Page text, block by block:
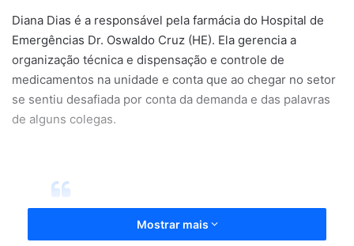
Diana Dias é a responsável pela farmácia do Hospital de
Emergências Dr. Oswaldo Cruz (HE). Ela gerencia a
organização técnica e dispensação e controle de
medicamentos na unidade e conta que ao chegar no setor
se sentiu desafiada por conta da demanda e das palavras
de alguns colegas.
“As pessoas me disseram que eu
Mostrar mais